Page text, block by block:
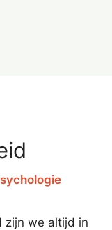
zijn we altijd in